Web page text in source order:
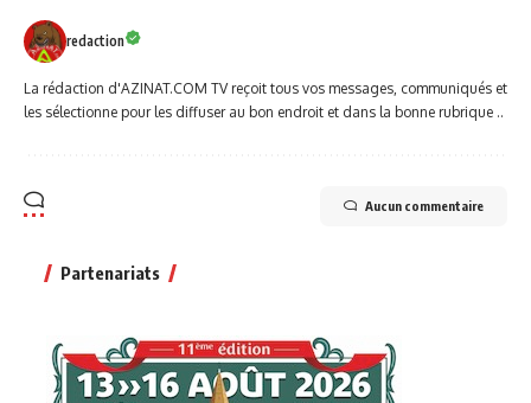
redaction
La rédaction d'AZINAT.COM TV reçoit tous vos messages, communiqués et
les sélectionne pour les diffuser au bon endroit et dans la bonne rubrique ..
Aucun commentaire
Partenariats